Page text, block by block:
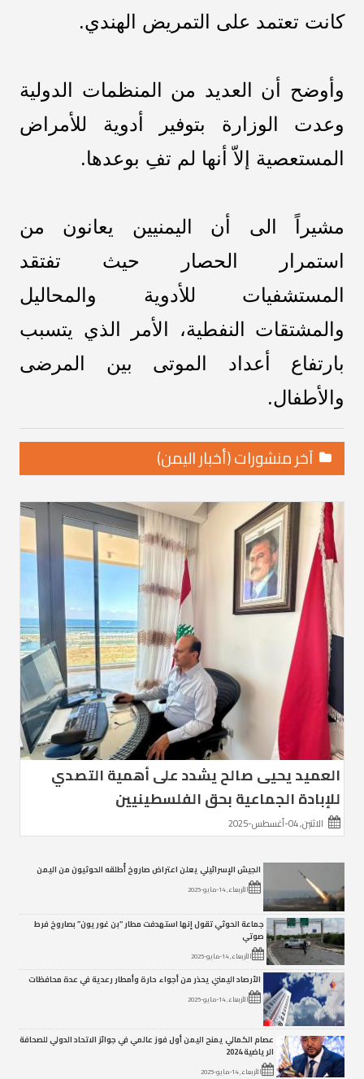
كانت تعتمد على التمريض الهندي.
وأوضح أن العديد من المنظمات الدولية
وعدت الوزارة بتوفير أدوية للأمراض
المستعصية إلاّ أنها لم تفِ بوعدها.
مشيراً الى أن اليمنيين يعانون من
استمرار الحصار حيث تفتقد
المستشفيات للأدوية والمحاليل
والمشتقات النفطية، الأمر الذي يتسبب
بارتفاع أعداد الموتى بين المرضى
والأطفال.
آخر منشورات (أخبار اليمن)
العميد يحيى صالح يشدد على أهمية التصدي
للإبادة الجماعية بحق الفلسطينيين
الاثنين, 04-أغسطس-2025
الجيش الإسرائيلي يعلن اعتراض صاروخ أُطلقه الحوثيون من اليمن
الأربعاء, 14-مايو-2025
جماعة الحوثي تقول إنها استهدفت مطار “بن غوريون” بصاروخ فرط
صوتي
الأربعاء, 14-مايو-2025
الأرصاد اليمني يحذر من أجواء حارة وأمطار رعدية في عدة محافظات
الأربعاء, 14-مايو-2025
عصام الكمالي يمنح اليمن أول فوز عالمي في جوائز الاتحاد الدولي للصحافة
الرياضية 2024
الأربعاء, 14-مايو-2025